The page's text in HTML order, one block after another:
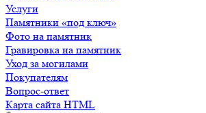
Услуги
Памятники «под ключ»
Фото на памятник
Гравировка на памятник
Уход за могилами
Покупателям
Вопрос-ответ
Карта сайта HTML